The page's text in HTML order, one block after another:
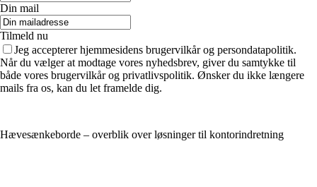
Din mail
Tilmeld nu
Jeg accepterer hjemmesidens brugervilkår og persondatapolitik.
Når du vælger at modtage vores nyhedsbrev, giver du samtykke til
både vores brugervilkår og privatlivspolitik. Ønsker du ikke længere
mails fra os, kan du let framelde dig.
Hævesænkeborde – overblik over løsninger til kontorindretning